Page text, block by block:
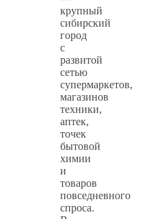
крупный
сибирский
город
с
развитой
сетью
супермаркетов,
магазинов
техники,
аптек,
точек
бытовой
химии
и
товаров
повседневного
спроса.